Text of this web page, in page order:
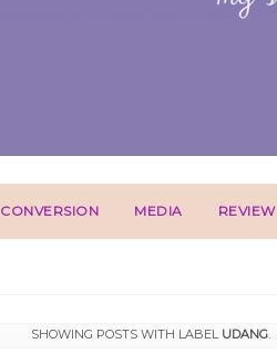
CONVERSION MEDIA REVIEW
SHOWING POSTS WITH LABEL UDANG.